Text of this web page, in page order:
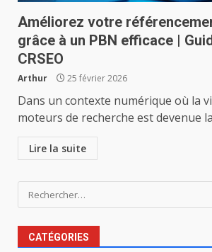
Améliorez votre
grâce à un PBN efficace |
CRSEO
Arthur 25 février 2026
Dans un contexte numérique où la
moteurs de recherche est devenue
Lire la suite
Rechercher :
CATÉGORIES